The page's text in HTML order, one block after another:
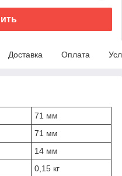
Доставка Оплата
71 мм
71 мм
14 мм
0,15 кг